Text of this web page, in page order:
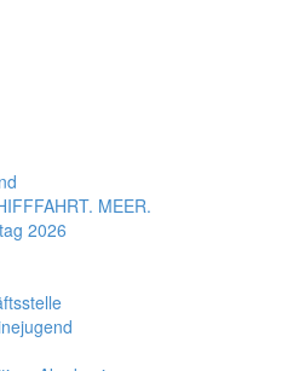
MEER.
2026